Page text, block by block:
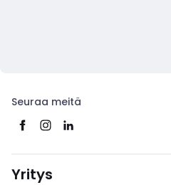
Seuraa meitä
Yritys